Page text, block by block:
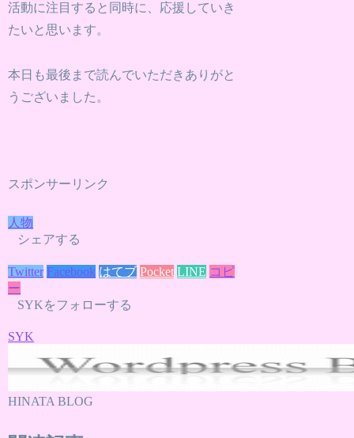
活動に注目すると同時に、応援していき
たいと思います。
本日も最後まで読んでいただきありがと
うございました。
スポンサーリンク
人物
シェアする
Twitter Facebook はてブ Pocket LINE コピ
ー
SYKをフォローする
SYK
HINATA BLOG